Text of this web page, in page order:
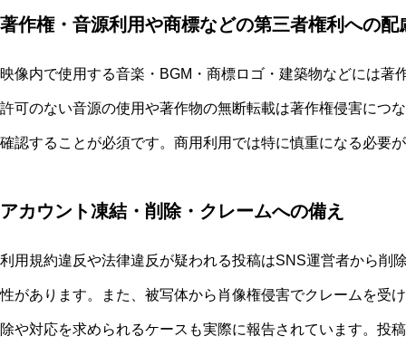
著作権・音源利用や商標などの第三者権利への配
映像内で使用する音楽・BGM・商標ロゴ・建築物などには著
許可のない音源の使用や著作物の無断転載は著作権侵害につ
確認することが必須です。商用利用では特に慎重になる必要
アカウント凍結・削除・クレームへの備え
利用規約違反や法律違反が疑われる投稿はSNS運営者から削
性があります。また、被写体から肖像権侵害でクレームを受
除や対応を求められるケースも実際に報告されています。投